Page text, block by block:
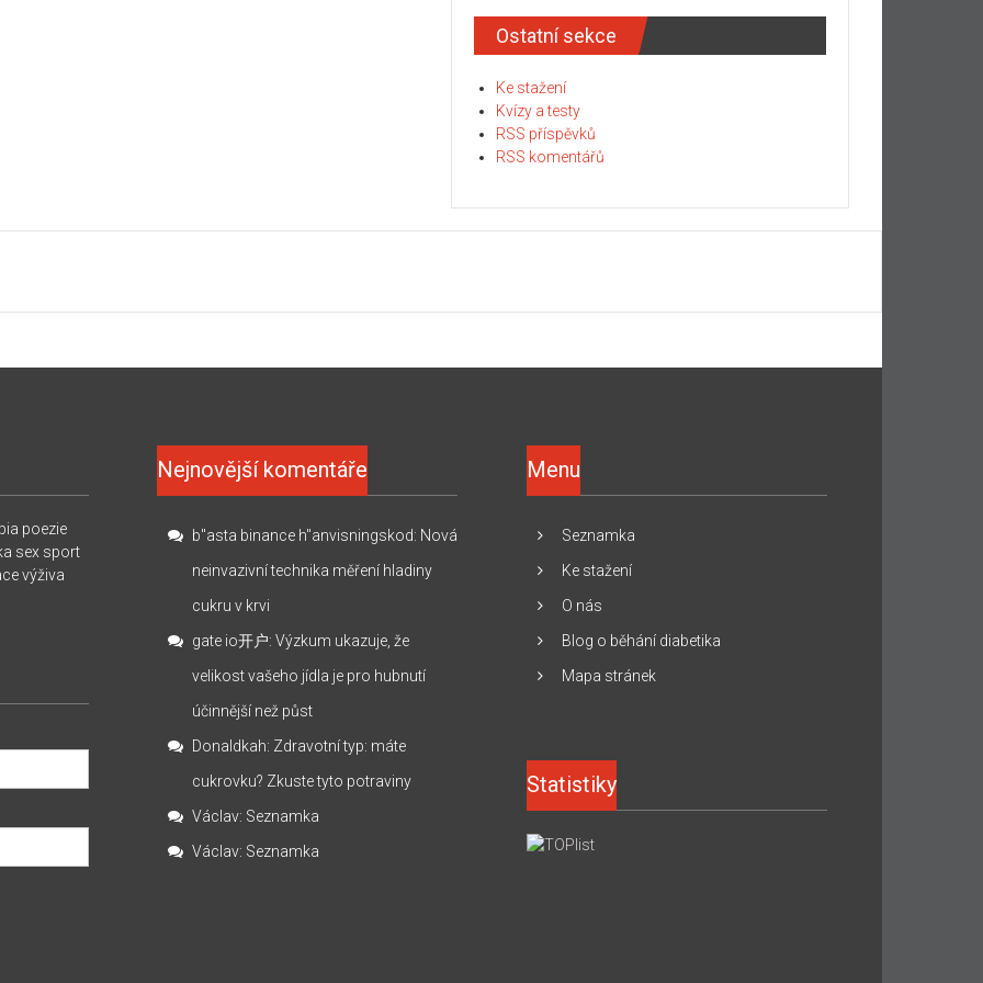
Ostatní sekce
Ke stažení
Kvízy a testy
RSS příspěvků
RSS komentářů
poezie
sex sport
výživa
Nejnovější komentáře
b"asta binance h"anvisningskod: Nová
neinvazivní technika měření hladiny
cukru v krvi
gate io开户:Výzkum ukazuje, že
velikost vašeho jídla je pro hubnutí
účinnější než půst
Donaldkah: Zdravotní typ: máte
cukrovku? Zkuste tyto potraviny
Václav: Seznamka
Václav: Seznamka
Menu
Seznamka
Ke stažení
O nás
Blog o běhání diabetika
Mapa stránek
Statistiky